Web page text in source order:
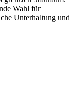
Wahl für
Unterhaltung und